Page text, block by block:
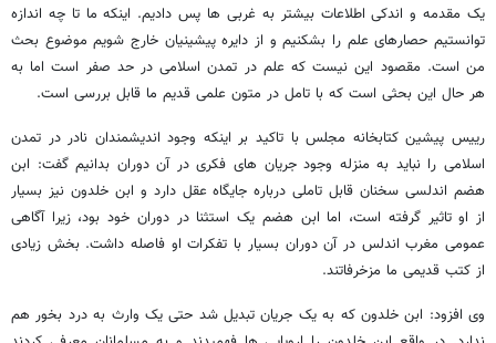
یک مقدمه و اندکی اطلاعات بیشتر به غربی ها پس دادیم. اینکه ما تا چه اندازه
توانستیم حصارهای علم را بشکنیم و از دایره پیشینیان خارج شویم موضوع بحث
من است. مقصود این نیست که علم در تمدن اسلامی در حد صفر است اما به
هر حال این بحثی است که با تامل در متون علمی قدیم ما قابل بررسی است.
رییس پیشین کتابخانه مجلس با تاکید بر اینکه وجود اندیشمندان نادر در تمدن
اسلامی را نباید به منزله وجود جریان های فکری در آن دوران بدانیم گفت: ابن
هضم اندلسی سخنان قابل تاملی درباره جایگاه عقل دارد و ابن خلدون نیز بسیار
از او تاثیر گرفته است، اما ابن هضم یک استثنا در دوران خود بود، زیرا آگاهی
عمومی مغرب اندلس در آن دوران بسیار با تفکرات او فاصله داشت. بخش زیادی
از کتب قدیمی ما مزخرفاتند.
وی افزود: ابن خلدون که به یک جریان تبدیل شد حتی یک وارث به درد بخور هم